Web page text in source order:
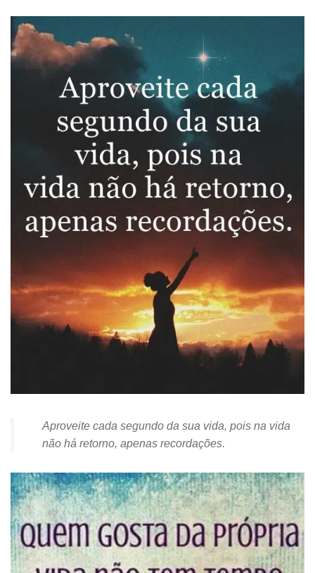
Aproveite cada segundo da sua vida, pois na vida
não há retorno, apenas recordações.